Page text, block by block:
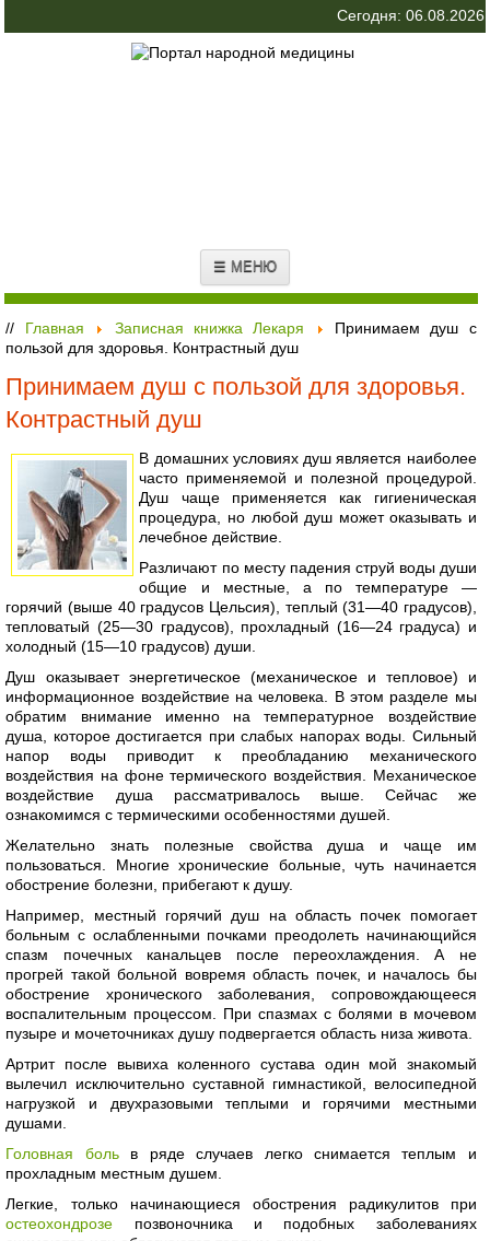
Сегодня: 06.08.2026
☰ МЕНЮ
// Главная Записная книжка Лекаря
Принимаем душ с
пользой для здоровья. Контрастный душ
Принимаем душ с пользой для здоровья.
Контрастный душ
В домашних условиях душ является наиболее
часто применяемой и полезной процедурой.
Душ чаще применяется как гигиеническая
процедура, но любой душ может оказывать и
лечебное действие.
Различают по месту падения струй воды души
общие и местные, а по температуре —
горячий (выше 40 градусов Цельсия), теплый (31—40 градусов),
тепловатый (25—30 градусов), прохладный (16—24 градуса) и
холодный (15—10 градусов) души.
Душ оказывает энергетическое (механическое и тепловое) и
информационное воздействие на человека. В этом разделе мы
обратим внимание именно на температурное воздействие
душа, которое достигается при слабых напорах воды. Сильный
напор воды приводит к преобладанию механического
воздействия на фоне термического воздействия. Механическое
воздействие душа рассматривалось выше. Сейчас же
ознакомимся с термическими особенностями душей.
Желательно знать полезные свойства душа и чаще им
пользоваться. Многие хронические больные, чуть начинается
обострение болезни, прибегают к душу.
Например, местный горячий душ на область почек помогает
больным с ослабленными почками преодолеть начинающийся
спазм почечных канальцев после переохлаждения. А не
прогрей такой больной вовремя область почек, и началось бы
обострение хронического заболевания, сопровождающееся
воспалительным процессом. При спазмах с болями в мочевом
пузыре и мочеточниках душу подвергается область низа живота.
Артрит после вывиха коленного сустава один мой знакомый
вылечил исключительно суставной гимнастикой, велосипедной
нагрузкой и двухразовыми теплыми и горячими местными
душами.
Головная больв ряде случаев легко снимается теплым и
прохладным местным душем.
Легкие, только начинающиеся обострения радикулитов при
остеохондрозе позвоночника и подобных заболеваниях